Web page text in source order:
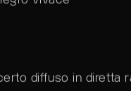
diffuso in diretta